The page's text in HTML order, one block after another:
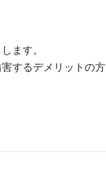
ます。
するデメリットの方